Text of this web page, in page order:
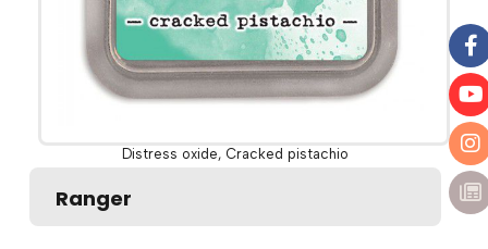
Distress oxide, Cracked pistachio
Ranger